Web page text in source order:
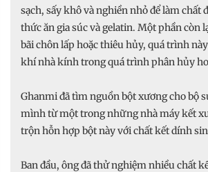
sạch, sấy khô và nghiền nhỏ để làm chất
thức ăn gia súc và gelatin. Một phần còn
bãi chôn lấp hoặc thiêu hủy, quá trình
khí nhà kính trong quá trình phân hủy
Ghanmi đã tìm nguồn bột xương cho bộ
mình từ một trong những nhà máy kết
trộn hỗn hợp bột này với chất kết dính
Ban đầu, ông đã thử nghiệm nhiều chất